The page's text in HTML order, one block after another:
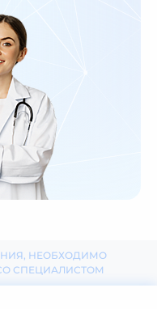
НЕОБХОДИМО
СПЕЦИАЛИСТОМ